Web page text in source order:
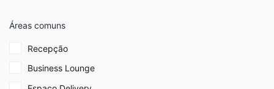
Áreas comuns
Recepção
Business Lounge